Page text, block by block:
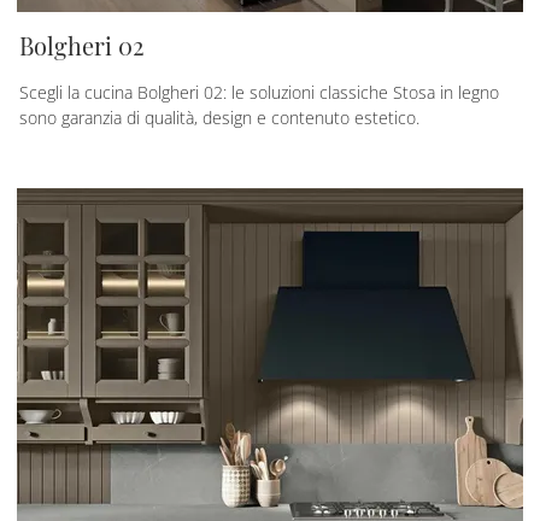
Bolgheri 02
Scegli la cucina Bolgheri 02: le soluzioni classiche Stosa in legno
sono garanzia di qualità, design e contenuto estetico.